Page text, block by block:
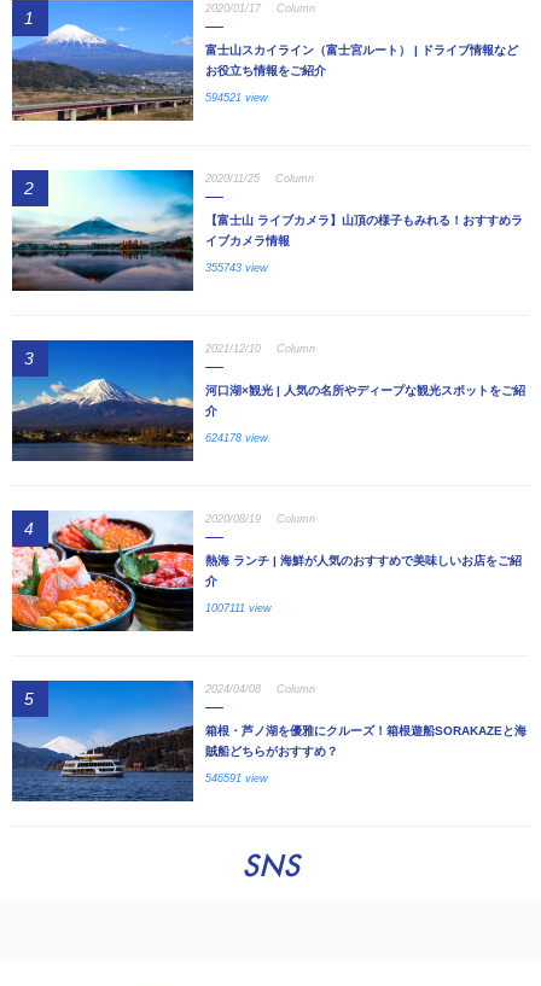
1 2020/01/17 Column
富士山スカイライン（富士宮ルート） | ドライブ情報など
お役立ち情報をご紹介
594521 view
2 2020/11/25 Column
【富士山 ライブカメラ】山頂の様子もみれる！おすすめラ
イブカメラ情報
355743 view
3 2021/12/10 Column
河口湖×観光 | 人気の名所やディープな観光スポットをご紹
介
624178 view
4 2020/08/19 Column
熱海 ランチ | 海鮮が人気のおすすめで美味しいお店をご紹
介
1007111 view
5 2024/04/08 Column
箱根・芦ノ湖を優雅にクルーズ！箱根遊船SORAKAZEと海
賊船どちらがおすすめ？
546591 view
SNS